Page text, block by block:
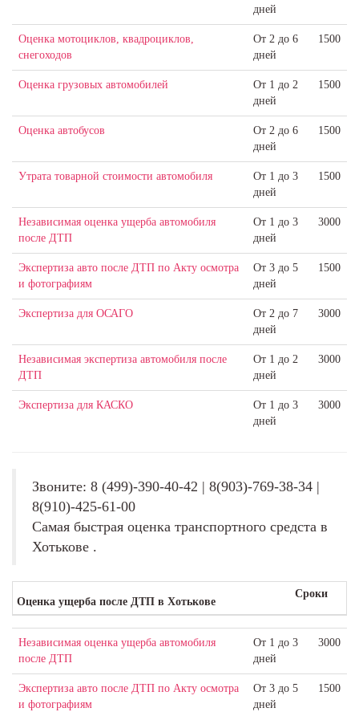
дней
Оценка мотоциклов, квадроциклов,
снегоходов
От 2 до 6
дней
1500
Оценка грузовых автомобилей
От 1 до 2
дней
1500
Оценка автобусов
От 2 до 6
дней
1500
Утрата товарной стоимости автомобиля
От 1 до 3
дней
1500
Независимая оценка ущерба автомобиля
после ДТП
От 1 до 3
дней
3000
Экспертиза авто после ДТП по Акту осмотра
и фотографиям
От 3 до 5
дней
1500
Экспертиза для ОСАГО
От 2 до 7
дней
3000
Независимая экспертиза автомобиля после
ДТП
От 1 до 2
дней
3000
Экспертиза для КАСКО
От 1 до 3
дней
3000
Звоните: 8 (499)-390-40-42 | 8(903)-769-38-34 |
8(910)-425-61-00
Самая быстрая оценка транспортного средста в
Хотькове .
Оценка ущерба после ДТП в Хотькове
Сроки
Независимая оценка ущерба автомобиля
после ДТП
От 1 до 3
дней
3000
Экспертиза авто после ДТП по Акту осмотра
и фотографиям
От 3 до 5
дней
1500